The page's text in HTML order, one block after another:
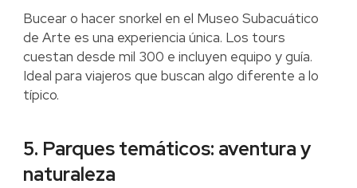
Bucear o hacer snorkel en el Museo Subacuático
de Arte es una experiencia única. Los tours
cuestan desde mil 300 e incluyen equipo y guía.
Ideal para viajeros que buscan algo diferente a lo
típico.
5. Parques temáticos: aventura y
naturaleza